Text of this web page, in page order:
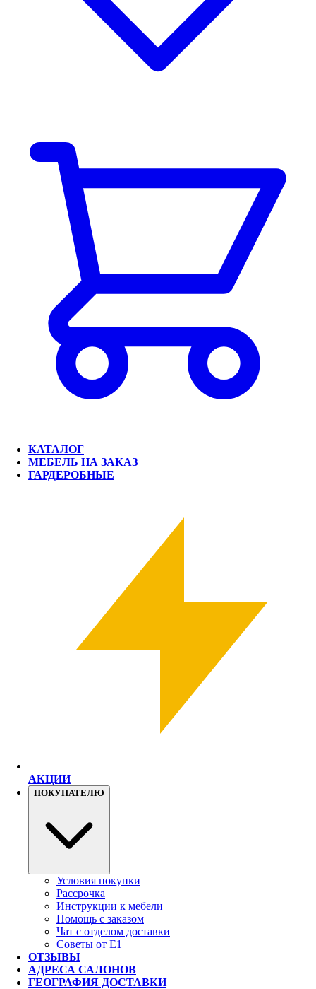
КАТАЛОГ
МЕБЕЛЬ НА ЗАКАЗ
ГАРДЕРОБНЫЕ
АКЦИИ
ПОКУПАТЕЛЮ
Условия покупки
Рассрочка
Инструкции к мебели
Помощь с заказом
Чат с отделом доставки
Советы от Е1
ОТЗЫВЫ
АДРЕСА САЛОНОВ
ГЕОГРАФИЯ ДОСТАВКИ